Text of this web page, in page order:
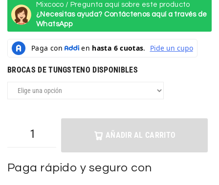
Mixcoco / Pregunta aquí sobre este producto
¿Necesitas ayuda? Contáctenos aquí a través de
WhatsApp
BROCAS DE TUNGSTENO DISPONIBLES
AÑADIR AL CARRITO
Paga rápido y seguro con